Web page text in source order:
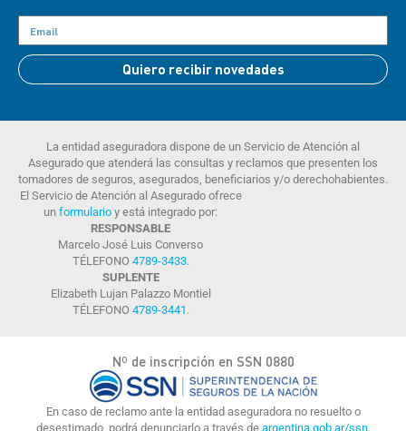
Quiero recibir novedades
La entidad aseguradora dispone de un Servicio de Atención al
Asegurado que atenderá las consultas y reclamos que presenten los
tomadores de seguros, asegurados, beneficiarios y/o derechohabientes.
El Servicio de Atención al Asegurado ofrece
un formulario y está integrado por:
RESPONSABLE
Marcelo José Luis Converso
TÉLEFONO 4789-3433.
SUPLENTE
Elizabeth Lujan Palazzo Montiel
TÉLEFONO 4789-3441 .
Nº de inscripción en SSN 0880
En caso de reclamo ante la entidad aseguradora no resuelto o
desestimado, podrá denunciarlo a través de argentina.gob.ar/ssn.